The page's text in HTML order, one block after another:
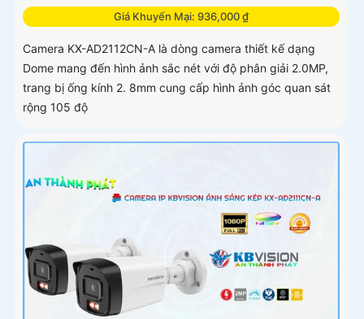
Giá Khuyến Mại: 936,000 ₫
Camera KX-AD2112CN-A là dòng camera thiết kế dạng
Dome mang đến hình ảnh sắc nét với độ phân giải 2.0MP,
trang bị ống kính 2. 8mm cung cấp hình ảnh góc quan sát
rộng 105 độ